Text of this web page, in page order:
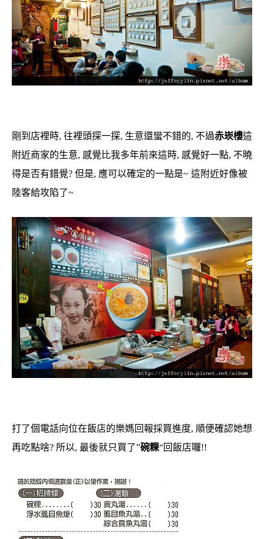
剛到店裡時, 往裡頭探一探, 生意還蠻不錯的, 不過赤崁樓這
附近商家的生意, 感覺比我多年前來這時, 感覺好一點, 不曉
得是否有錯覺? 但是, 應可以確定的一點是~ 這附近好像被
陸客給攻陷了~
打了個電話向位在飯店的樂媽回報採買進度, 順便確認她想
再吃點啥? 所以, 最後就只買了”碗粿“回飯店囉!!